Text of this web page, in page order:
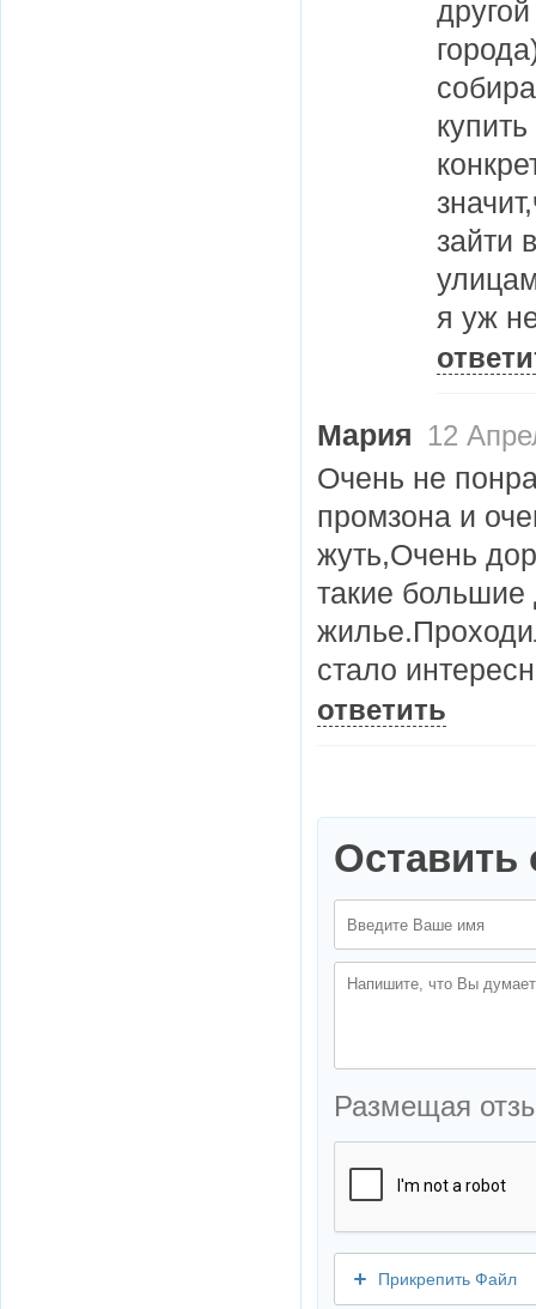
зайти
я уж
Мария 12
Очень не
промзона и
жуть,Очень
такие большие
стало
ответить
Оставить
Размещая
Прикрепить Файл